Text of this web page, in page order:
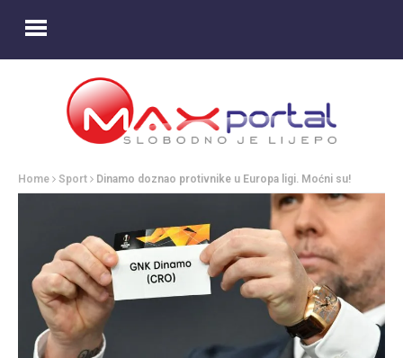
Home Sport Dinamo doznao protivnike u Europa ligi. Moćni su!